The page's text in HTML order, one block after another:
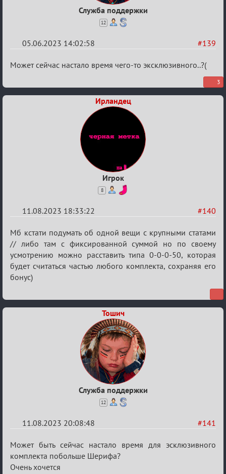
Служба поддержки
12
#139
05.06.2023 14:02:58
Re:
Может сейчас настало время чего-то эксклюзивного..?(
3
Ирландец
Игрок
8
#140
11.08.2023 18:33:22
Re:
Вопросы
Мб кстати подумать об одной вещи с крупными статами
// либо там с фиксированной суммой но по своему
усмотрению можно расставить типа 0-0-0-50, которая
будет считаться частью любого комплекта, сохраняя его
бонус)
Тошич
Служба поддержки
12
#141
11.08.2023 20:08:48
Re:
Вопросы
Может быть сейчас настало время для эсклюзивного
комплекта побольше Шерифа?
Очень хочется